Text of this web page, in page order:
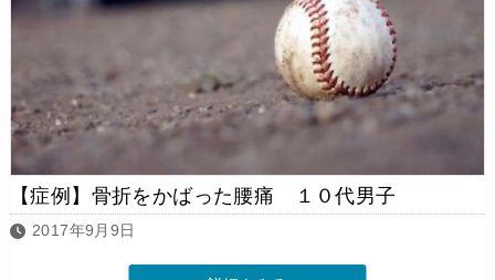
【症例】骨折をかばった腰痛 １０代男子
2017年9月9日